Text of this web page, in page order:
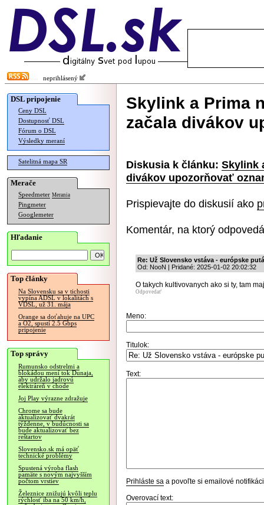
neprihlásený
DSL pripojenie
Ceny DSL
Dostupnosť DSL
Fórum o DSL
Výsledky meraní
Satelitná mapa SR
Merače
Speedmeter Merania
Pingmeter
Googlemeter
Hľadanie
Top články
Na Slovensku sa v tichosti
vypína ADSL v lokalitách s
VDSL, už 31. mája
Orange sa doťahuje na UPC
a O2, spustí 2.5 Gbps
pripojenie
Top správy
Rumunsko odstrelmi a
blokádou mení tok Dunaja,
aby udržalo jadrovú
elektráreň v chode
Joj Play výrazne zdražuje
Chrome sa bude
aktualizovať dvakrát
týždenne, v budúcnosti sa
bude aktualizovať bez
reštartov
Slovensko.sk má opäť
technické problémy
Spustená výroba flash
pamäte s novým najvyšším
počtom vrstiev
Železnice znižujú kvôli teplu
rýchlosť iba na 50 km/h,
Skylink a Prima
začala divákov
Diskusia k článku: Skylink
divákov upozorňovať
Prispievajte do diskusií ako
Komentár, na ktorý
Re: Už Slovensko vstáva - európske
Od: NooN | Pridané: 2025-01-02 20:02:32
O takych kultivovanych ako si ty, tam
Odpovedať
Meno:
Titulok:
Text:
Prihláste sa a povoľte si emailové
Overovací text: